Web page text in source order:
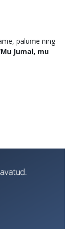
palume ning
Jumal, mu